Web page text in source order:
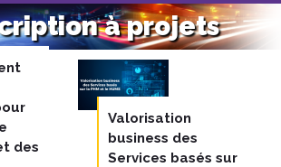
à projets
des
Valorisation
business des
Services basés sur